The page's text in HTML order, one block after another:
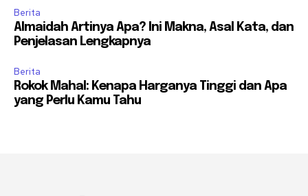
Berita
Almaidah Artinya Apa? Ini Makna, Asal Kata, dan
Penjelasan Lengkapnya
Berita
Rokok Mahal: Kenapa Harganya Tinggi dan Apa
yang Perlu Kamu Tahu